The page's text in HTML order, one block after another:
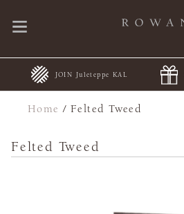
JOIN Juleteppe KAL
Home /Felted Tweed
Felted Tweed